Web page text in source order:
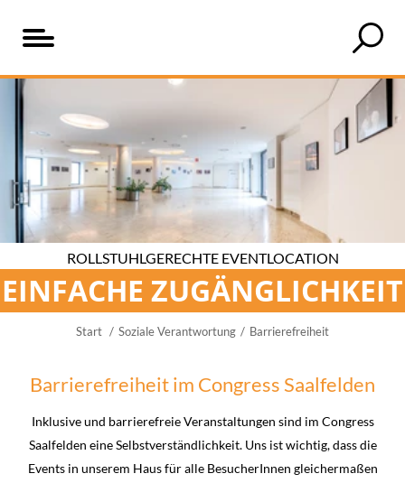
Inhaltsverzeichnis
Rollstuhlgerechter
Eventlocation
haben konkrete
Fragen
Thema
Barrierefreiheit?
Wissenswertes
Congress
Saalfelden
ROLLSTUHLGERECHTE EVENTLOCATION
EINFACHE ZUGÄNGLICHKEIT
Start Soziale Verantwortung Barrierefreiheit
Barrierefreiheit im Congress Saalfelden
Inklusive und barrierefreie Veranstaltungen sind im Congress
Saalfelden eine Selbstverständlichkeit. Uns ist wichtig, dass die
Events in unserem Haus für alle BesucherInnen gleichermaßen